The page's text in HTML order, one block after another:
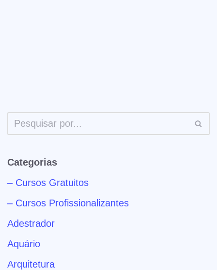
Categorias
– Cursos Gratuitos
– Cursos Profissionalizantes
Adestrador
Aquário
Arquitetura